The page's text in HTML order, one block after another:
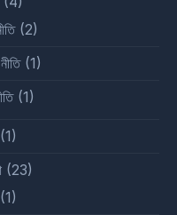
(2)
(1)
(1)
(23)